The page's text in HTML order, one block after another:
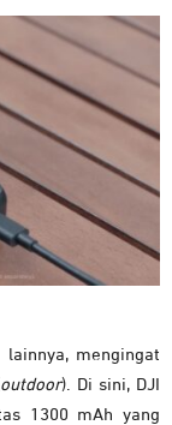
mengingat
outdoor). Di sini, DJI
1300 mAh yang